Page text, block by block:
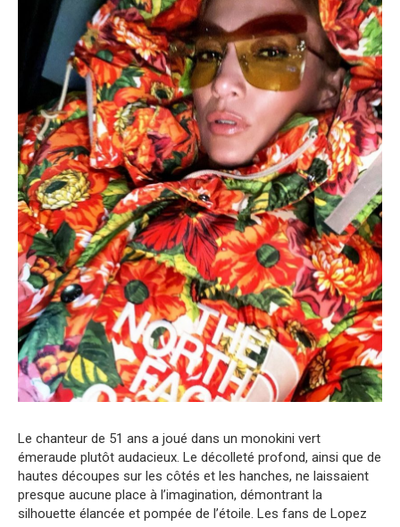
Le chanteur de 51 ans a joué dans un monokini vert
émeraude plutôt audacieux. Le décolleté profond, ainsi que de
hautes découpes sur les côtés et les hanches, ne laissaient
presque aucune place à l’imagination, démontrant la
silhouette élancée et pompée de l’étoile. Les fans de Lopez